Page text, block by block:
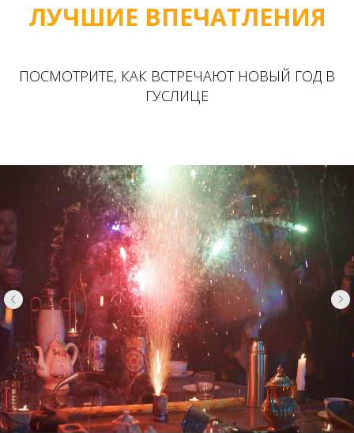
ЛУЧШИЕ ВПЕЧАТЛЕНИЯ
ПОСМОТРИТЕ, КАК ВСТРЕЧАЮТ НОВЫЙ ГОД В
ГУСЛИЦЕ